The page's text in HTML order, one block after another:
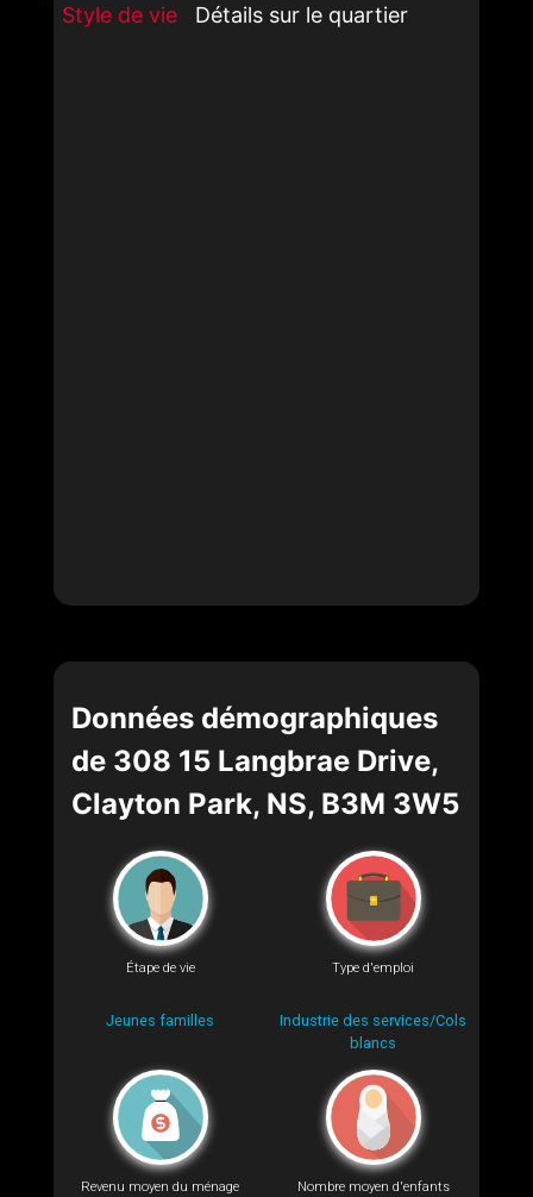
Style de vie Détails sur le quartier
Données démographiques
de 308 15 Langbrae Drive,
Clayton Park, NS, B3M 3W5
Étape de vie
Jeunes familles
Type d'emploi
Industrie des services/Cols
blancs
Revenu moyen du ménage Nombre moyen d'enfants